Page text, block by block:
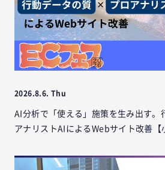
2026.8.6. Thu
AI分析で「使える」施策を生み出す
アナリストAIによるWebサイト改善【